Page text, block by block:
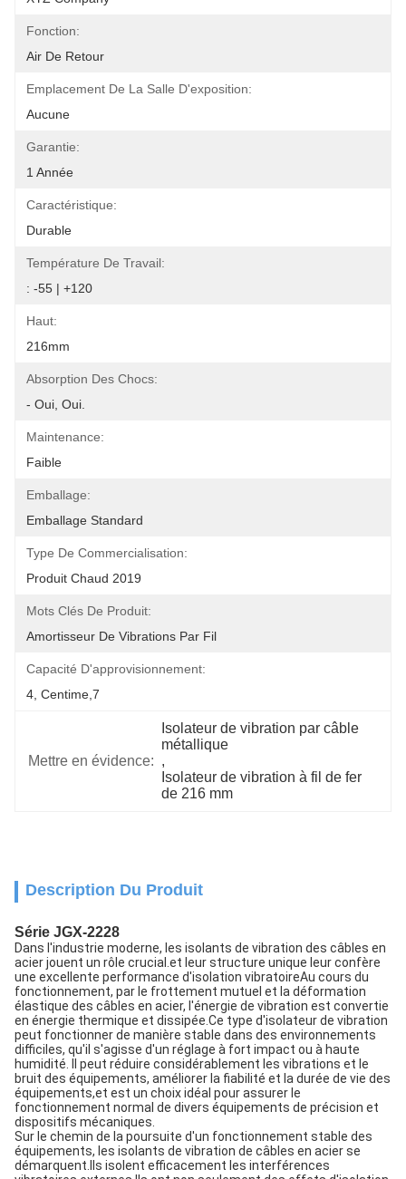
Fonction:
Air De Retour
Emplacement De La Salle D'exposition:
Aucune
Garantie:
1 Année
Caractéristique:
Durable
Température De Travail:
: -55 | +120
Haut:
216mm
Absorption Des Chocs:
- Oui, Oui.
Maintenance:
Faible
Emballage:
Emballage Standard
Type De Commercialisation:
Produit Chaud 2019
Mots Clés De Produit:
Amortisseur De Vibrations Par Fil
Capacité D'approvisionnement:
4, Centime,7
Mettre en évidence:
Isolateur de vibration par câble
métallique
,
Isolateur de vibration à fil de fer
de 216 mm
Description Du Produit
Série JGX-2228
Dans l'industrie moderne, les isolants de vibration des câbles en
acier jouent un rôle crucial.et leur structure unique leur confère
une excellente performance d'isolation vibratoireAu cours du
fonctionnement, par le frottement mutuel et la déformation
élastique des câbles en acier, l'énergie de vibration est convertie
en énergie thermique et dissipée.Ce type d'isolateur de vibration
peut fonctionner de manière stable dans des environnements
difficiles, qu'il s'agisse d'un réglage à fort impact ou à haute
humidité. Il peut réduire considérablement les vibrations et le
bruit des équipements, améliorer la fiabilité et la durée de vie des
équipements,et est un choix idéal pour assurer le
fonctionnement normal de divers équipements de précision et
dispositifs mécaniques.
Sur le chemin de la poursuite d'un fonctionnement stable des
équipements, les isolants de vibration de câbles en acier se
démarquent.Ils isolent efficacement les interférences